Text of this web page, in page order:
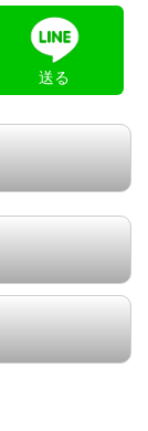
送る